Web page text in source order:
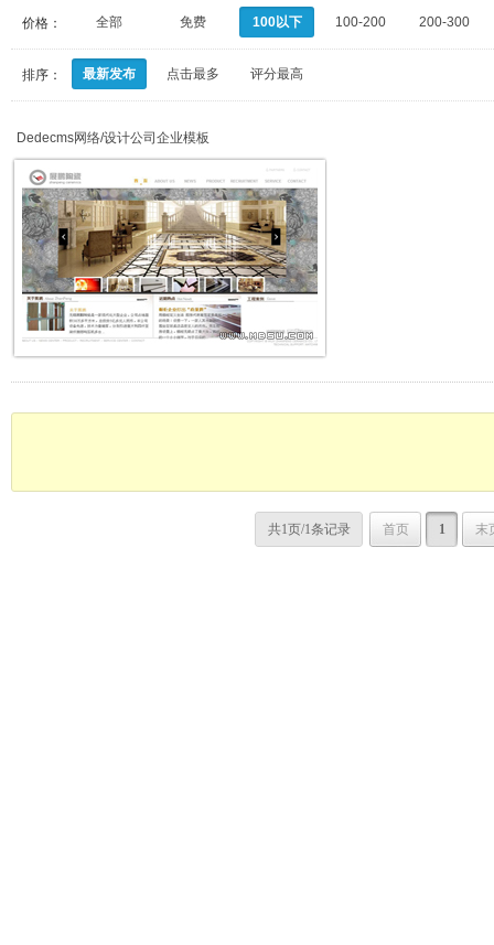
价格： 全部 免费 100以下 100-200 200-300
排序： 最新发布 点击最多 评分最高
Dedecms网络/设计公司企业模板
共1页/1条记录 首页 1 末